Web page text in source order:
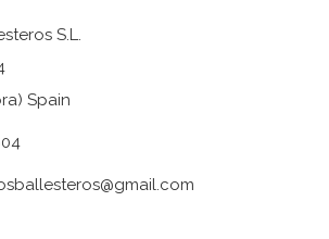
S.L.
Spain